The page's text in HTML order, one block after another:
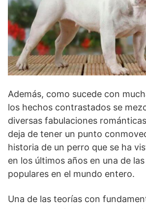
Además, como sucede con
los hechos contrastados se
diversas fabulaciones
deja de tener un punto
historia de un perro que se ha
en los últimos años en una de
populares en el mundo entero.
Una de las teorías con